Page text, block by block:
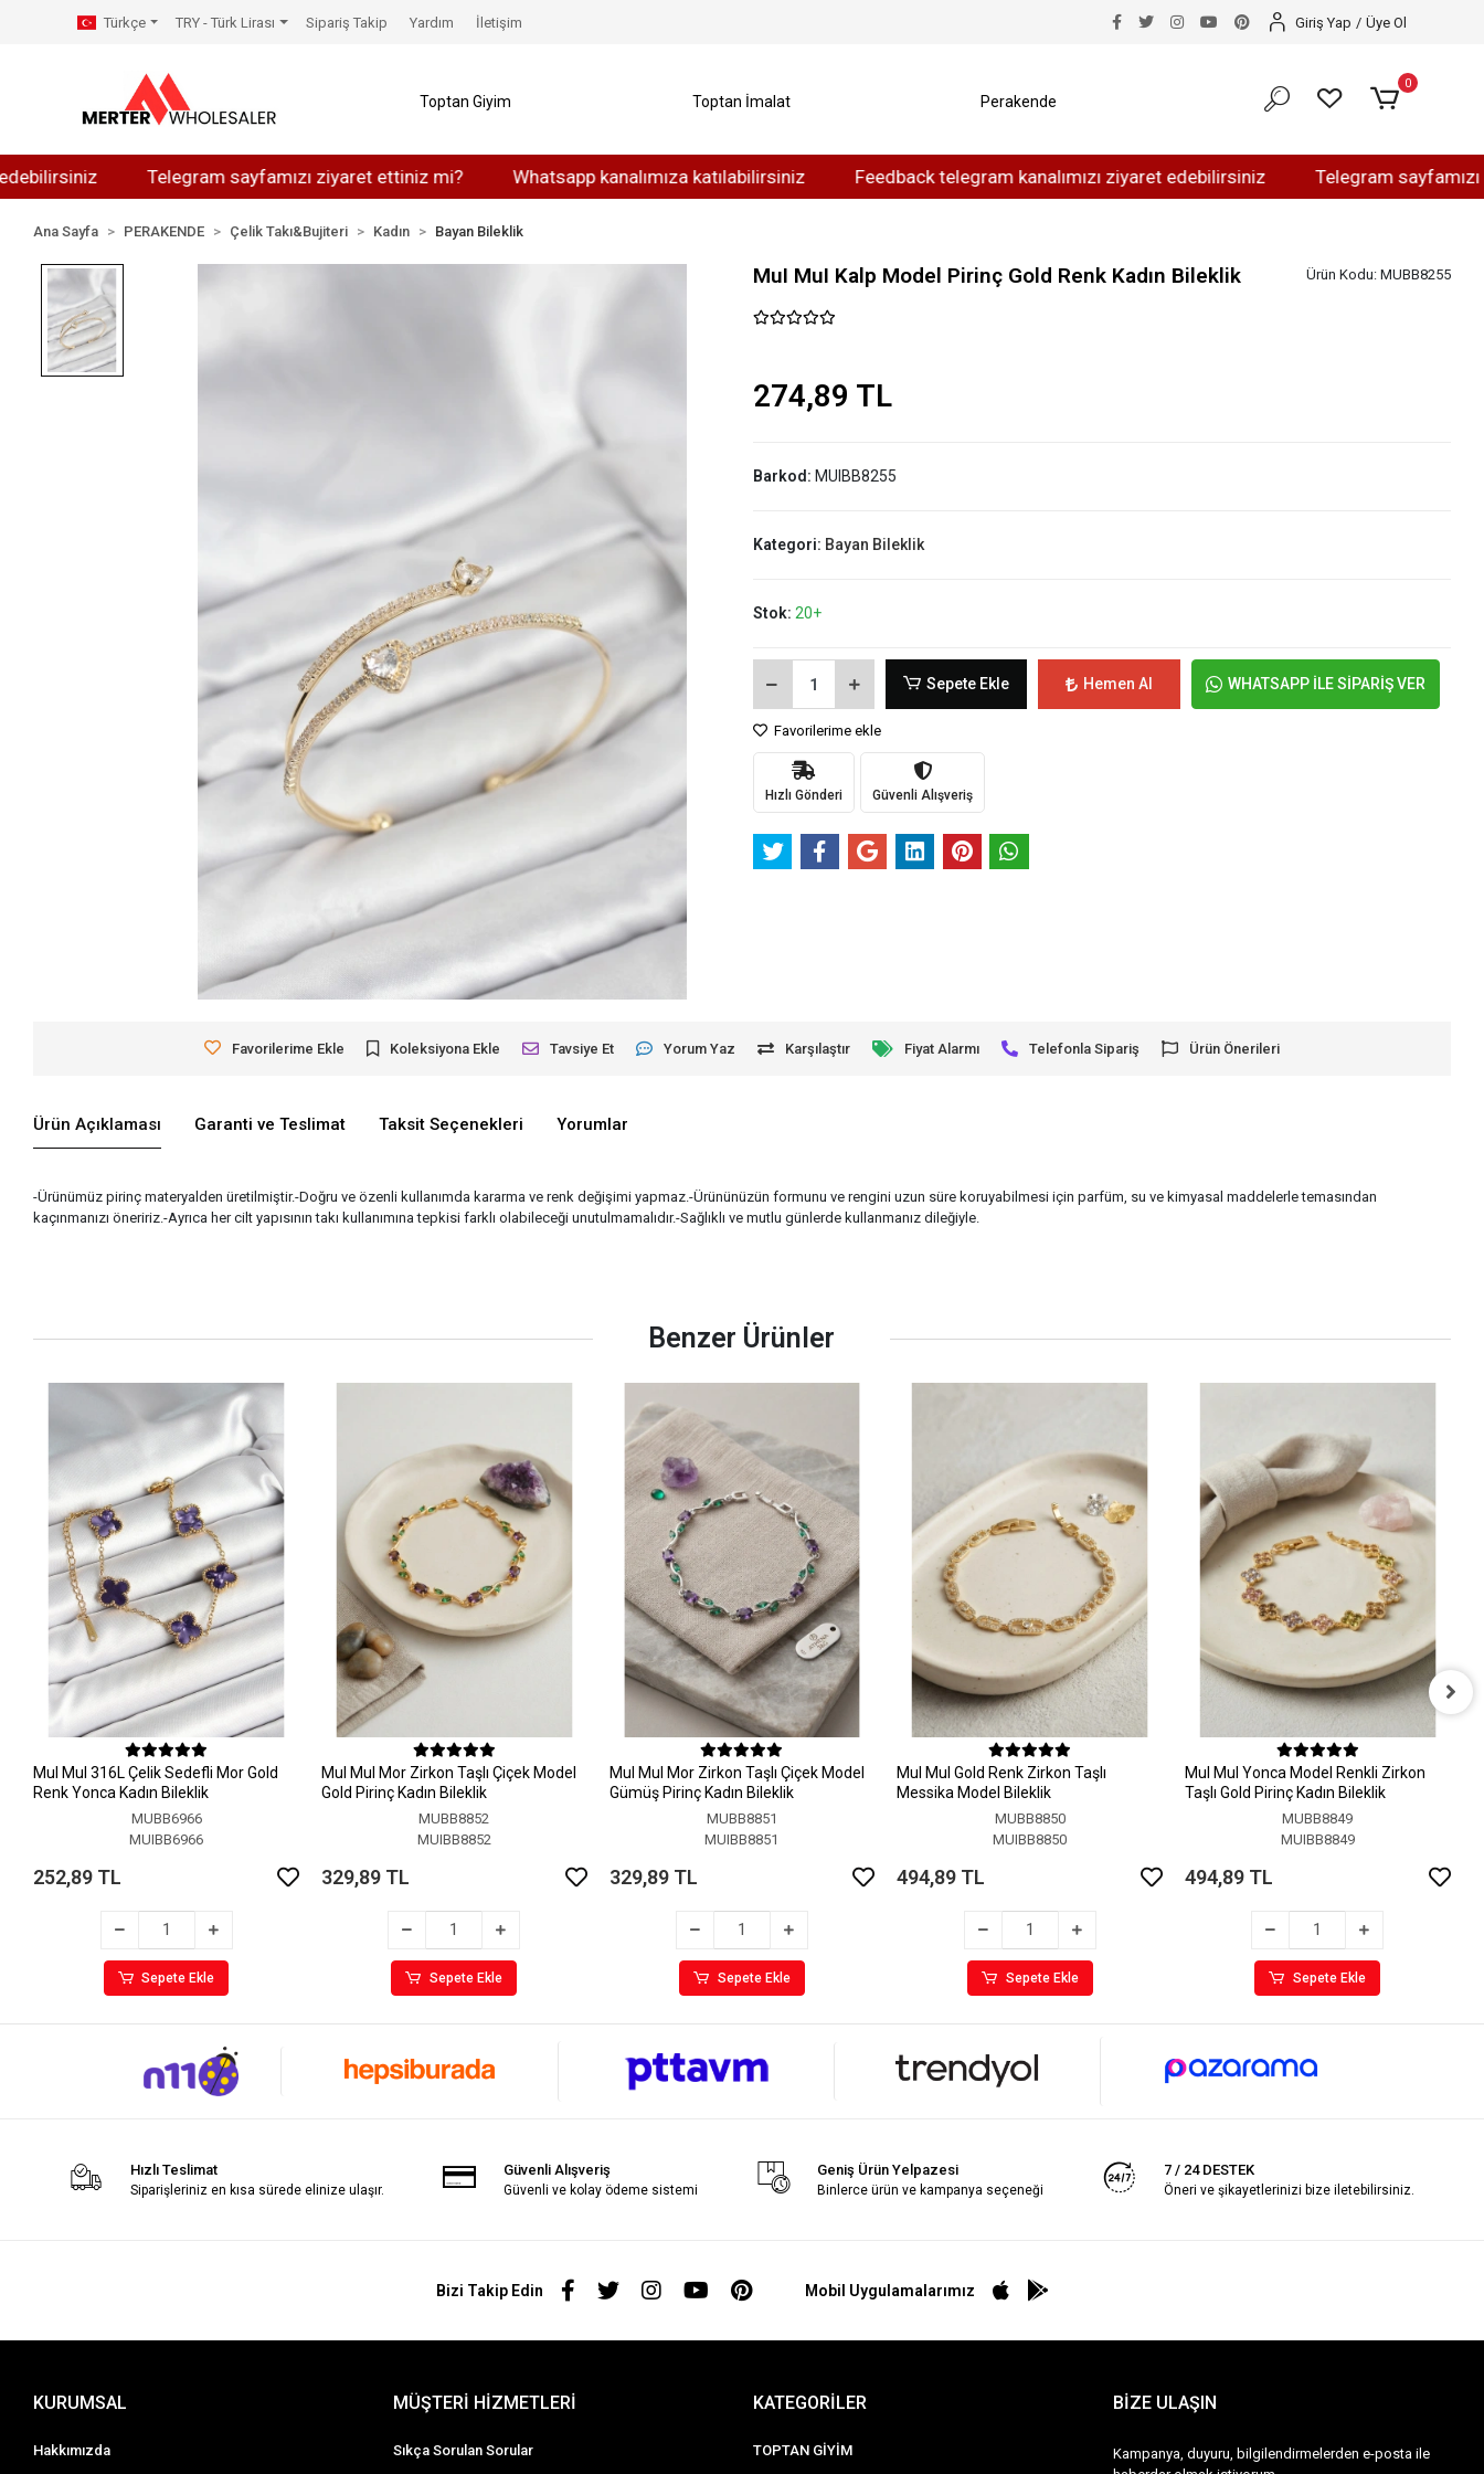
Telegram sayfamızı ziyaret ettiniz mi? Whatsapp kanalımıza katılabilirsiniz Feedback telegram kanalımızı ziyaret edebilirsiniz Telegram sayfamızı
Türkçe TRY - Türk Lirası Sipariş Takip Yardım İletişim Giriş Yap / Üye Ol
Toptan Giyim Toptan İmalat Perakende
0
Ana Sayfa PERAKENDE Çelik Takı&Bujiteri Kadın Bayan Bileklik
MuI MuI Kalp Model Pirinç Gold Renk Kadın Bileklik Ürün Kodu: MUBB8255
274,89 TL
Barkod: MUIBB8255
Kategori: Bayan Bileklik
Stok: 20+
Sepete Ekle Hemen Al WHATSAPP İLE SİPARİŞ VER
Favorilerime ekle
Hızlı Gönderi Güvenli Alışveriş
Favorilerime Ekle Koleksiyona Ekle Tavsiye Et Yorum Yaz Karşılaştır Fiyat Alarmı Telefonla Sipariş Ürün Önerileri
Ürün Açıklaması Garanti ve Teslimat Taksit Seçenekleri Yorumlar
-Ürünümüz pirinç materyalden üretilmiştir.-Doğru ve özenli kullanımda kararma ve renk değişimi yapmaz.-Ürününüzün formunu ve rengini uzun süre koruyabilmesi için parfüm, su ve kimyasal maddelerle temasından
kaçınmanızı öneririz.-Ayrıca her cilt yapısının takı kullanımına tepkisi farklı olabileceği unutulmamalıdır.-Sağlıklı ve mutlu günlerde kullanmanız dileğiyle.
Benzer Ürünler
MuI MuI 316L Çelik Sedefli Mor Gold
Renk Yonca Kadın Bileklik
MUBB6966
MUIBB6966
252,89 TL
Sepete Ekle
MuI MuI Mor Zirkon Taşlı Çiçek Model
Gold Pirinç Kadın Bileklik
MUBB8852
MUIBB8852
329,89 TL
Sepete Ekle
MuI MuI Mor Zirkon Taşlı Çiçek Model
Gümüş Pirinç Kadın Bileklik
MUBB8851
MUIBB8851
329,89 TL
Sepete Ekle
MuI MuI Gold Renk Zirkon Taşlı
Messika Model Bileklik
MUBB8850
MUIBB8850
494,89 TL
Sepete Ekle
MuI MuI Yonca Model Renkli Zirkon
Taşlı Gold Pirinç Kadın Bileklik
MUBB8849
MUIBB8849
494,89 TL
Sepete Ekle
Hızlı Teslimat
Siparişleriniz en kısa sürede elinize ulaşır.
Güvenli Alışveriş
Güvenli ve kolay ödeme sistemi
Geniş Ürün Yelpazesi
Binlerce ürün ve kampanya seçeneği
7 / 24 DESTEK
Öneri ve şikayetlerinizi bize iletebilirsiniz.
Bizi Takip Edin Mobil Uygulamalarımız
KURUMSAL
Hakkımızda
MÜŞTERİ HİZMETLERİ
Sıkça Sorulan Sorular
KATEGORİLER
TOPTAN GİYİM
BİZE ULAŞIN
Kampanya, duyuru, bilgilendirmelerden e-posta ile